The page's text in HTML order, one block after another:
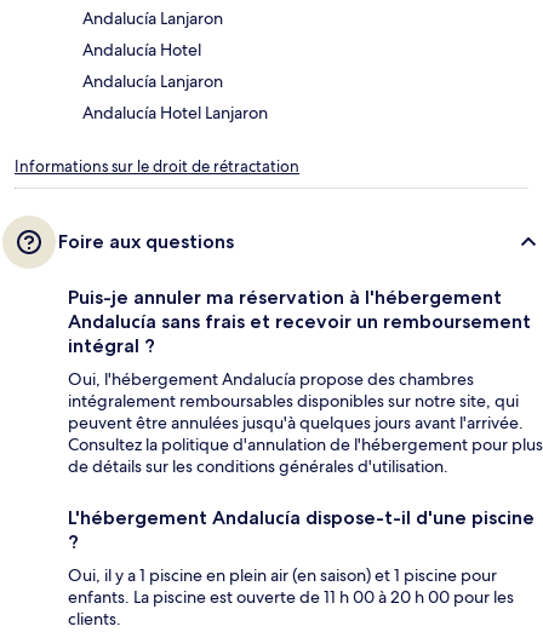
Andalucía Lanjaron
Andalucía Hotel
Andalucía Lanjaron
Andalucía Hotel Lanjaron
Informations sur le droit de rétractation
Foire aux questions
Puis-je annuler ma réservation à l'hébergement
Andalucía sans frais et recevoir un remboursement
intégral ?
Oui, l'hébergement Andalucía propose des chambres
intégralement remboursables disponibles sur notre site, qui
peuvent être annulées jusqu'à quelques jours avant l'arrivée.
Consultez la politique d'annulation de l'hébergement pour plus
de détails sur les conditions générales d'utilisation.
L'hébergement Andalucía dispose-t-il d'une piscine
?
Oui, il y a 1 piscine en plein air (en saison) et 1 piscine pour
enfants. La piscine est ouverte de 11 h 00 à 20 h 00 pour les
clients.